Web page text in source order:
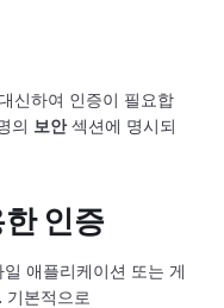
신하여 인증이 필요합
의 보안섹션에 명시되
한 인증
애플리케이션 또는 게
기본적으로